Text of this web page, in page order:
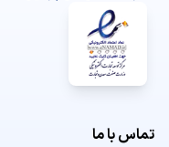
تماس با ما